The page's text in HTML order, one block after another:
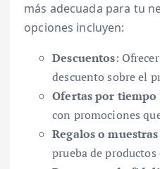
más adecuada para tu
opciones incluyen:
Descuentos:
descuento sobre el
Ofertas por
con promociones
Regalos o
prueba de productos